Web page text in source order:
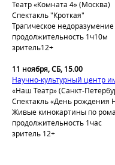
Театр «Комната 4» (Москва)
Спектакль "Кроткая"
Трагическое
продолжительность 1ч10м
зритель12+
11 ноября, СБ, 15.00
Научно-культурный центр
«Наш Театр» (Санкт-
Спектакль «День рождения
Живые кинокартины по
продолжительность 1час
зритель 12+